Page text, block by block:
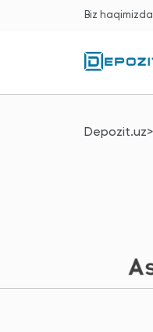
Biz haqimizda
Depozit.uz